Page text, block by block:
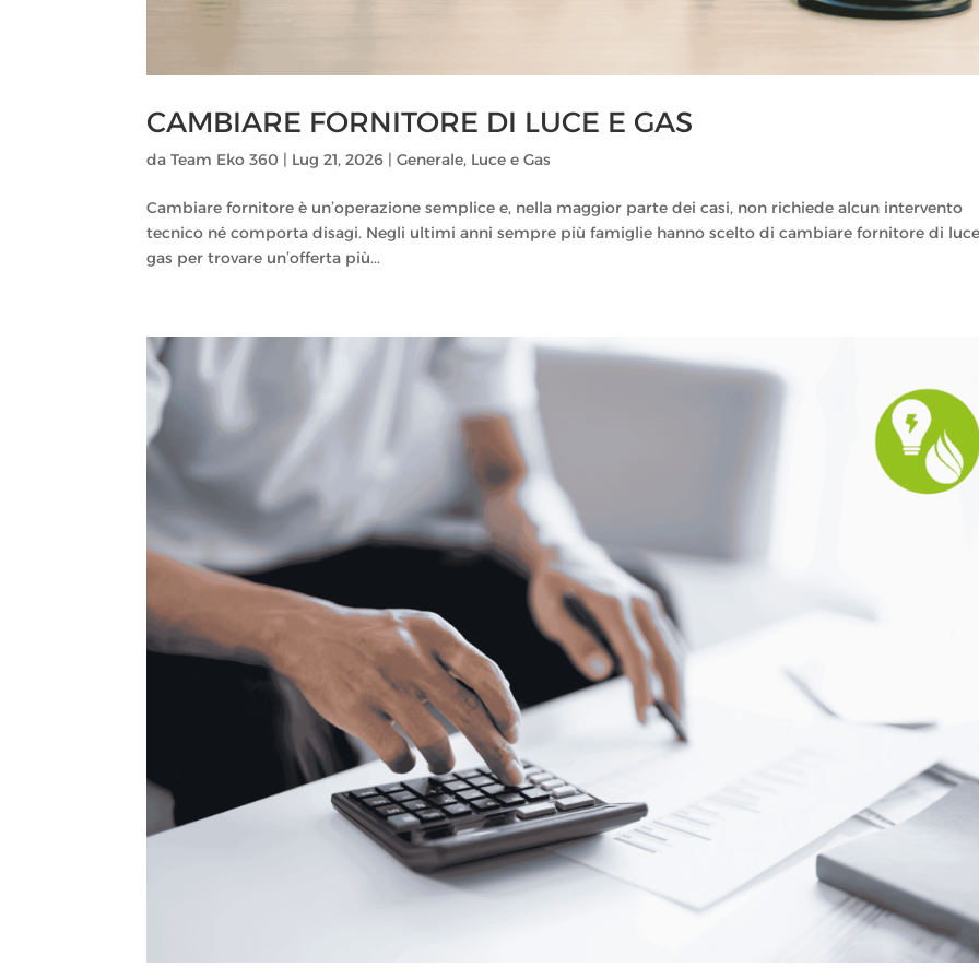
CAMBIARE FORNITORE DI LUCE E GAS
daTeam Eko 360 Lug 21, 2026 |Generale, Luce e Gas
Cambiare fornitore è un’operazione semplice e, nella maggior parte dei casi, non richiede alcun intervento
tecnico né comporta disagi. Negli ultimi anni sempre più famiglie hanno scelto di cambiare fornitore di
gas per trovare un’offerta più...